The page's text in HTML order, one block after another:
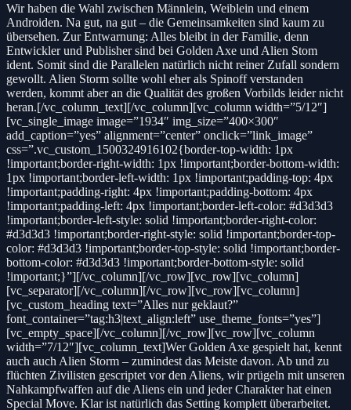
Wir haben die Wahl zwischen Männlein, Weiblein und einem
Androiden. Na gut, na gut – die Gemeinsamkeiten sind kaum zu
übersehen. Zur Entwarnung: Alles bleibt in der Familie, denn
Entwickler und Publisher sind bei Golden Axe und Alien Stom
ident. Somit sind die Parallelen natürlich nicht reiner Zufall sondern
gewollt. Alien Storm sollte wohl eher als Spinoff verstanden
werden, kommt aber an die Qualität des großen Vorbilds leider nicht
heran.[/vc_column_text][/vc_column][vc_column width=”5/12″]
[vc_single_image image=”1934″ img_size=”400×300″
add_caption=”yes” alignment=”center” onclick=”link_image”
css=”.vc_custom_1500324916102{border-top-width: 1px
!important;border-right-width: 1px !important;border-bottom-width:
1px !important;border-left-width: 1px !important;padding-top: 4px
!important;padding-right: 4px !important;padding-bottom: 4px
!important;padding-left: 4px !important;border-left-color: #d3d3d3
!important;border-left-style: solid !important;border-right-color:
#d3d3d3 !important;border-right-style: solid !important;border-top-
color: #d3d3d3 !important;border-top-style: solid !important;border-
bottom-color: #d3d3d3 !important;border-bottom-style: solid
!important;}”][/vc_column][/vc_row][vc_row][vc_column]
[vc_separator][/vc_column][/vc_row][vc_row][vc_column]
[vc_custom_heading text=”Alles nur geklaut?”
font_container=”tag:h3|text_align:left” use_theme_fonts=”yes”]
[vc_empty_space][/vc_column][/vc_row][vc_row][vc_column
width=”7/12″][vc_column_text]Wer Golden Axe gespielt hat, kennt
auch auch Alien Storm – zumindest das Meiste davon. Ab und zu
flüchten Zivilisten gescriptet vor den Aliens, wir prügeln mit unseren
Nahkampfwaffen auf die Aliens ein und jeder Charakter hat einen
Special Move. Klar ist natürlich das Setting komplett überarbeitet.